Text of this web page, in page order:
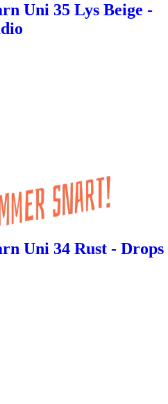
Uni 35 Lys Beige -
Uni 34 Rust - Drops